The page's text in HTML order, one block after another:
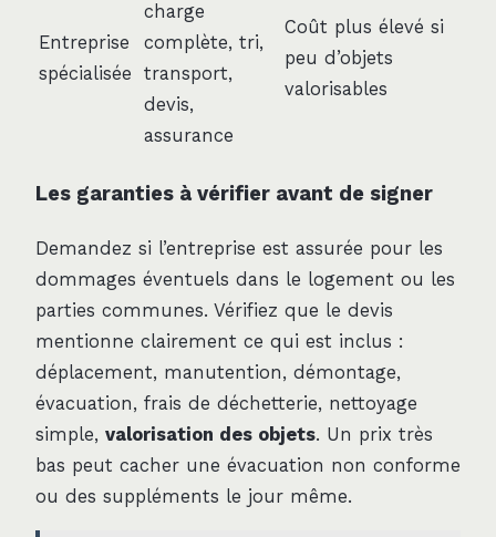
Entreprise
spécialisée
charge
complète, tri,
transport,
devis,
assurance
Coût plus élevé si
peu d’objets
valorisables
Les garanties à vérifier avant de signer
Demandez si l’entreprise est assurée pour les
dommages éventuels dans le logement ou les
parties communes. Vérifiez que le devis
mentionne clairement ce qui est inclus :
déplacement, manutention, démontage,
évacuation, frais de déchetterie, nettoyage
simple, valorisation des objets. Un prix très
bas peut cacher une évacuation non conforme
ou des suppléments le jour même.